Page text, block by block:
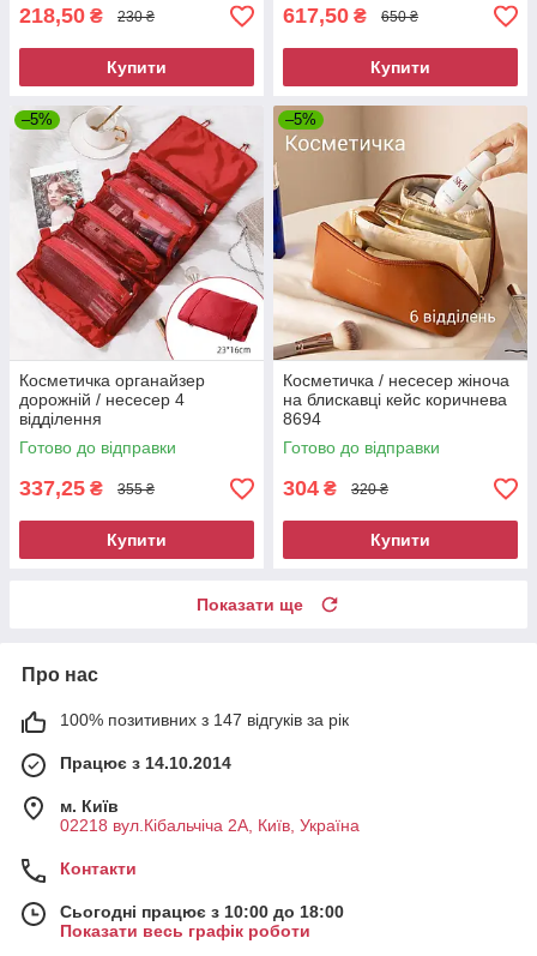
218,50 ₴ 230 ₴
Купити
617,50 ₴ 650 ₴
Купити
–5%
Косметичка органайзер
дорожній / несесер 4
відділення
водовідштовхувальна
червона 8561
Готово до відправки
337,25 ₴ 355 ₴
Купити
–5%
Косметичка / несесер жіноча
на блискавці кейс коричнева
8694
Готово до відправки
304 ₴ 320 ₴
Купити
Показати ще
Про нас
100% позитивних з 147 відгуків за рік
Працює з 14.10.2014
м. Київ
02218 вул.Кібальчіча 2А, Київ, Україна
Контакти
Сьогодні працює з 10:00 до 18:00
Показати весь графік роботи